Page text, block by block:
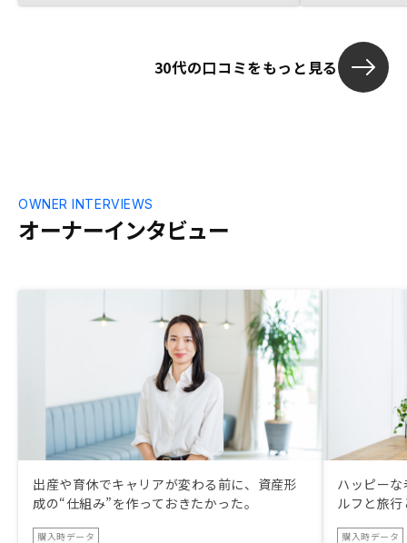
と嬉しい
業マンを信じ
30代の口コミをもっと見る
オーナーインタビュー
OWNER INTERVIEWS
出産や育休でキャリアが変わる前に、資産形
成の“仕組み”を作っておきたかった。
購入時データ
ハッピー
ルフと旅
購入時データ